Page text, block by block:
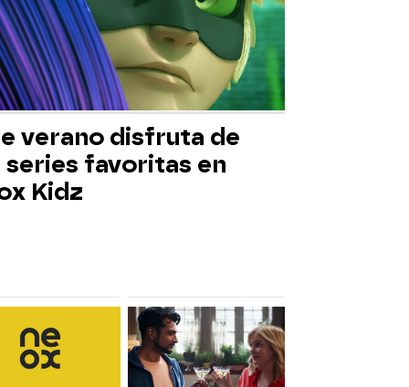
verano disfruta de
series favoritas en
Kidz